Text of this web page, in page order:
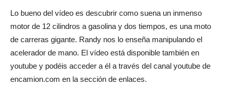
Lo bueno del vídeo es descubrir como suena un inmenso
motor de 12 cilindros a gasolina y dos tiempos, es una moto
de carreras gigante. Randy nos lo enseña manipulando el
acelerador de mano. El vídeo está disponible también en
youtube y podéis acceder a él a través del canal youtube de
encamion.com en la sección de enlaces.